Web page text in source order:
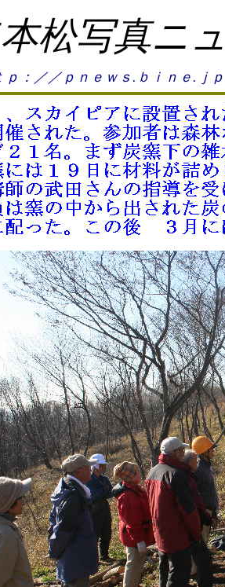
松写真ニ
ｐ：／／ｐｎｅｗｓ.ｂｉｎｅ.ｊｐ